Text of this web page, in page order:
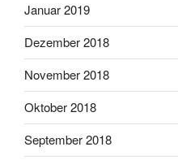
Januar 2019
Dezember 2018
November 2018
Oktober 2018
September 2018